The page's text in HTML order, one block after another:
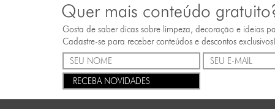
Quer mais conteúdo
Gosta de saber dicas sobre limpeza, decoração e ideias
Cadastre-se para receber conteúdos e descontos exclusivos!
RECEBA NOVIDADES